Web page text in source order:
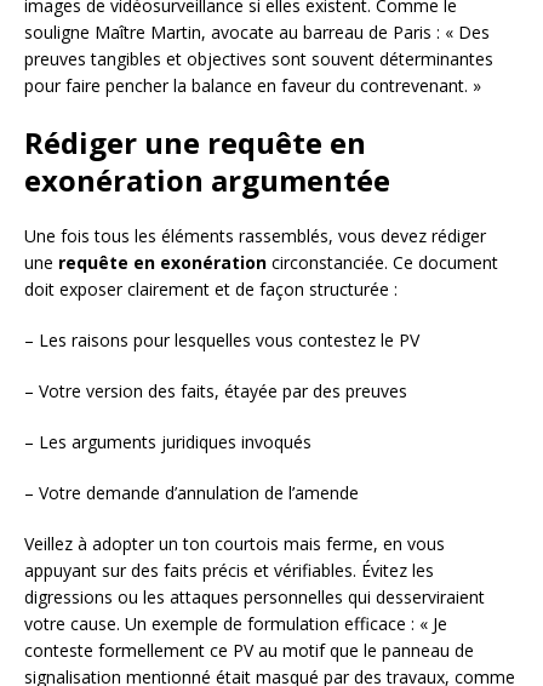
images de vidéosurveillance si elles existent. Comme le
souligne Maître Martin, avocate au barreau de Paris : « Des
preuves tangibles et objectives sont souvent déterminantes
pour faire pencher la balance en faveur du contrevenant. »
Rédiger une requête en
exonération argumentée
Une fois tous les éléments rassemblés, vous devez rédiger
une requête en exonération circonstanciée. Ce document
doit exposer clairement et de façon structurée :
– Les raisons pour lesquelles vous contestez le PV
– Votre version des faits, étayée par des preuves
– Les arguments juridiques invoqués
– Votre demande d’annulation de l’amende
Veillez à adopter un ton courtois mais ferme, en vous
appuyant sur des faits précis et vérifiables. Évitez les
digressions ou les attaques personnelles qui desserviraient
votre cause. Un exemple de formulation efficace : « Je
conteste formellement ce PV au motif que le panneau de
signalisation mentionné était masqué par des travaux, comme